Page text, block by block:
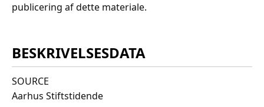
publicering af dette materiale.
BESKRIVELSESDATA
SOURCE
Aarhus Stiftstidende